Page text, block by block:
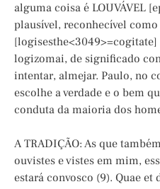
alguma coisa é LOUVÁVEL
plausível, reconhecível
logizomai, de significado
intentar, almejar. Paulo, no
escolhe a verdade e o bem
conduta da maioria dos
A TRADIÇÃO: As que
ouvistes e vistes em mim,
estará convosco (9). Quae